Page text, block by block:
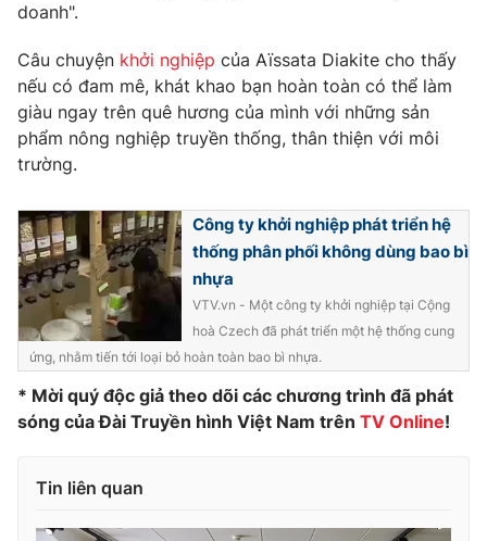
THỜI BÁO VTV
Theo dõi báo trên
Cơ quan chủ quản:
Đài Truyền hình Việt Nam
Cơ quan báo chí:Thời báo VTV
Giấy phép hoạt động báo in và báo điện tử số 483/GP-BTTTT
cấp ngày 29/12/2023
Nguyễn Trọng Ninh
doanh".
Câu chuyện khởi nghiệp của Aïssata Diakite cho thấy
nếu có đam mê, khát khao bạn hoàn toàn có thể làm
giàu ngay trên quê hương của mình với những sản
phẩm nông nghiệp truyền thống, thân thiện với môi
trường.
Công ty khởi nghiệp phát triển hệ
thống phân phối không dùng bao bì
nhựa
VTV.vn - Một công ty khởi nghiệp tại Cộng
hoà Czech đã phát triển một hệ thống cung
ứng, nhằm tiến tới loại bỏ hoàn toàn bao bì nhựa.
* Mời quý độc giả theo dõi các chương trình đã phát
sóng của Đài Truyền hình Việt Nam trên TV Online!
Tin liên quan